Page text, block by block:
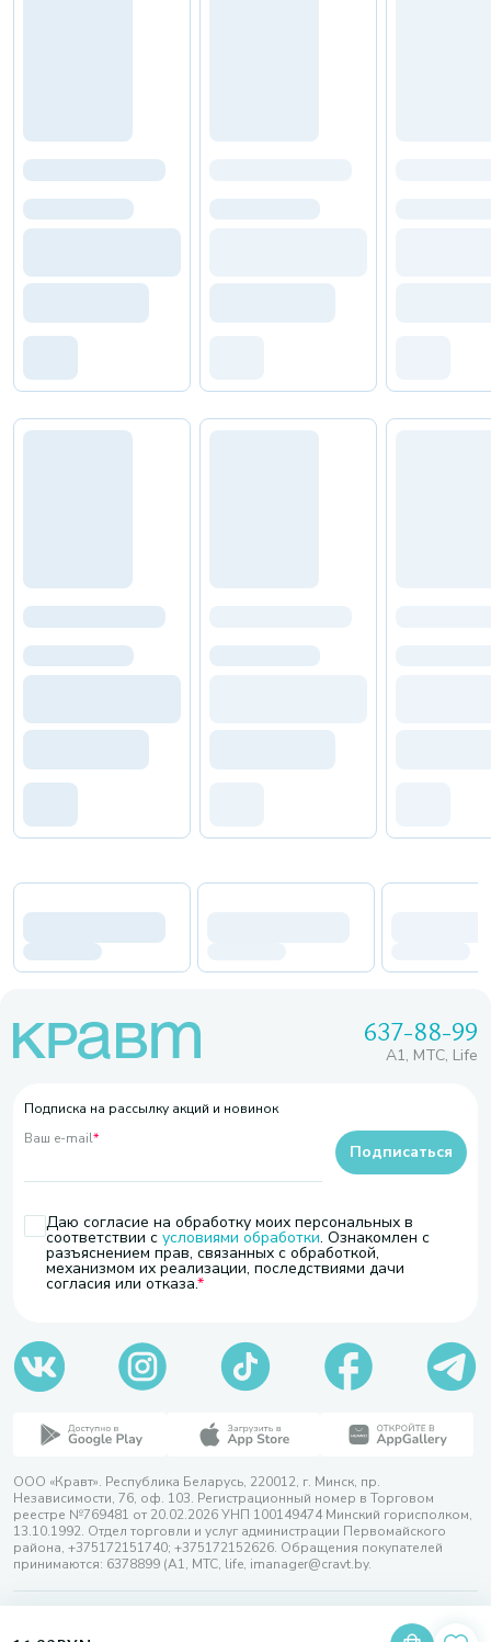
637-88-99
A1, МТС, Life
Подписка на рассылку акций и новинок
Ваш e-mail*
Даю согласие на обработку моих персональных в
соответствии с условиями обработки. Ознакомлен с
разъяснением прав, связанных с обработкой,
механизмом их реализации, последствиями дачи
согласия или отказа.
Подписаться
ООО «Кравт». Республика Беларусь, 220012, г. Минск, пр.
Независимости, 76, оф. 103. Регистрационный номер в Торговом
реестре №769481 от 20.02.2026 УНП 100149474 Минский горисполком,
13.10.1992. Отдел торговли и услуг администрации Первомайского
района, +375172151740; +375172152626. Обращения покупателей
принимаются: 6378899 (А1, МТС, life, imanager@cravt.by.